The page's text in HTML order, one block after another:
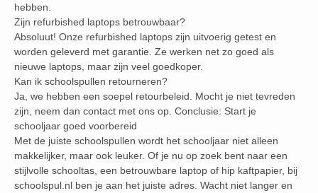
hebben.
Zijn refurbished laptops betrouwbaar?
Absoluut! Onze refurbished laptops zijn uitvoerig getest en
worden geleverd met garantie. Ze werken net zo goed als
nieuwe laptops, maar zijn veel goedkoper.
Kan ik schoolspullen retourneren?
Ja, we hebben een soepel retourbeleid. Mocht je niet tevreden
zijn, neem dan contact met ons op. Conclusie: Start je
schooljaar goed voorbereid
Met de juiste schoolspullen wordt het schooljaar niet alleen
makkelijker, maar ook leuker. Of je nu op zoek bent naar een
stijlvolle schooltas, een betrouwbare laptop of hip kaftpapier, bij
schoolspul.nl ben je aan het juiste adres. Wacht niet langer en